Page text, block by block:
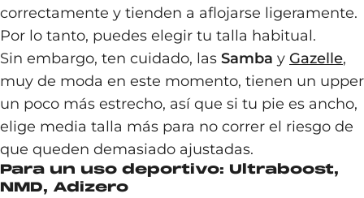
correctamente y tienden a aflojarse ligeramente.
Por lo tanto, puedes elegir tu talla habitual.
Sin embargo, ten cuidado, las Samba y Gazelle,
muy de moda en este momento, tienen un upper
un poco más estrecho, así que si tu pie es ancho,
elige media talla más para no correr el riesgo de
que queden demasiado ajustadas.
Para un uso deportivo: Ultraboost,
NMD, Adizero